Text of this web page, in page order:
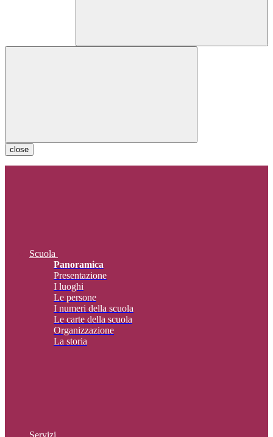
close
Scuola
Panoramica
Presentazione
I luoghi
Le persone
I numeri della scuola
Le carte della scuola
Organizzazione
La storia